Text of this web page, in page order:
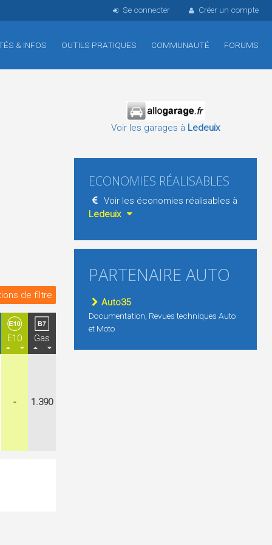
Se connecter Créer un compte
& INFOS OUTILS PRATIQUES COMMUNAUTÉ FORUMS
de filtre
E10 Gas
- 1.390
Voir les garages à Ledeuix
ECONOMIES RÉALISABLES
Voir les économies réalisables à
Ledeuix
PARTENAIRE AUTO
Auto35
Documentation, Revues techniques Auto
et Moto